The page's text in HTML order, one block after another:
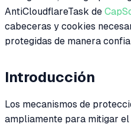
AntiCloudflareTask de
cabeceras y cookies
protegidas de manera
Introducción
Los mecanismos de
ampliamente para mitigar